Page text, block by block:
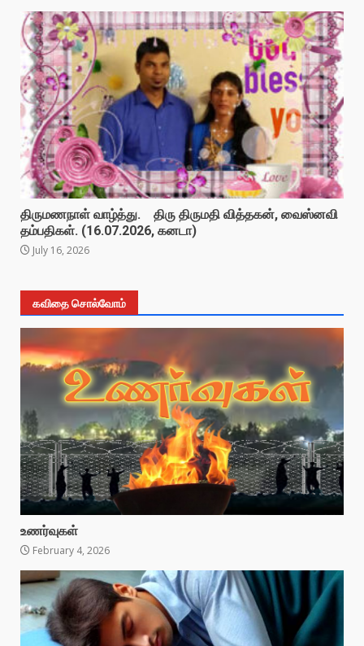
திருமணநாள் வாழ்த்து. திரு திருமதி வித்தகன், வைஸ்னவி
தம்பதிகள். (16.07.2026, கனடா)
July 16, 2026
கவிதை சொல்வோம்
உணர்வுகள்
February 4, 2026